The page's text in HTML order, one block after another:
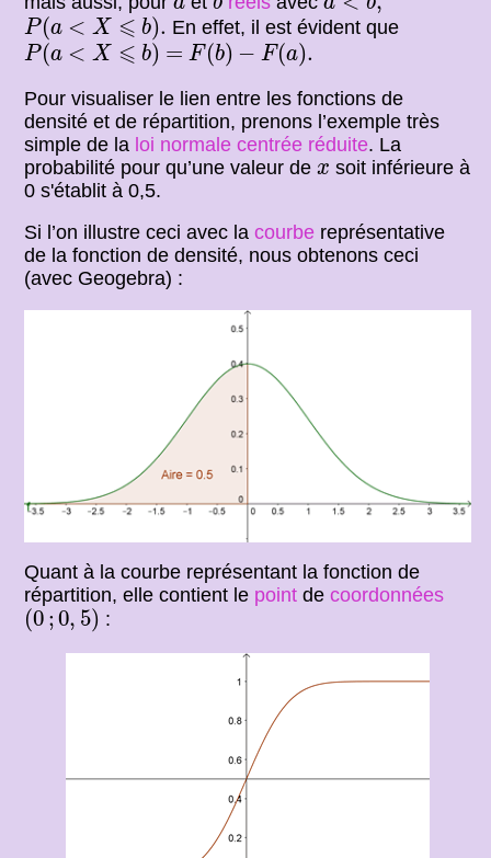
P(a < X ⩽ b).
P(a<X⩽b ).
En effet, il est évident que
P(a < X ⩽ b)
P(a< X ⩽b ) =
= F(b) − F(a).
F(b)− F (a).
Pour visualiser le lien entre les fonctions de
densité et de répartition, prenons l’exemple très
simple de la loi normale centrée réduite. La
probabilité pour qu’une valeur dex
x soit inférieure à
0 s'établit à 0,5.
Si l’on illustre ceci avec lacourbe représentative
de la fonction de densité, nous obtenons ceci
(avec Geogebra) :
Quant à la courbe représentant la fonction de
répartition, elle contient le point decoordonnées
(0 ;0, 5)
(0;0,5) :